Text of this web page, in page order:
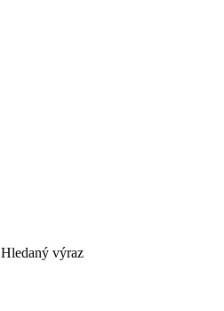
Hledaný výraz